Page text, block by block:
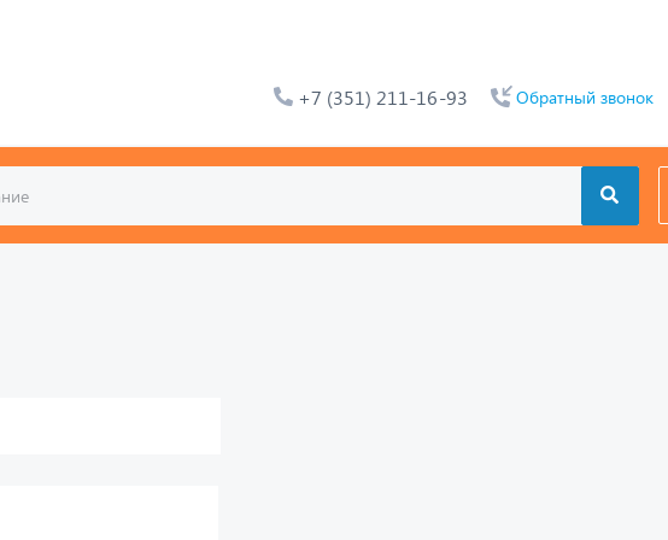
+7 (351) 211-16-93 Обратный звонок